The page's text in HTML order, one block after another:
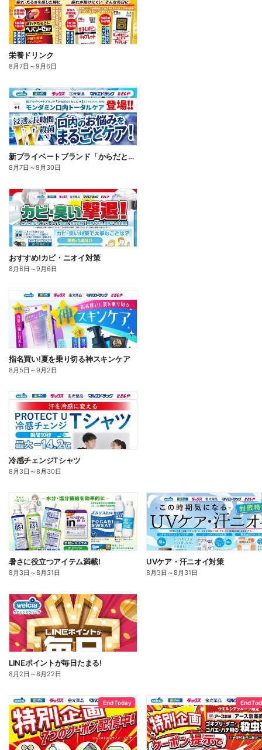
栄養ドリンク
8月7日 ～9月6日
新プライベートブランド「からだとくらしに+1(プラスワン)」よりモンダミン口内トータルケア登場!
8月7日 ～9月30日
おすすめ!カビ・ニオイ対策
8月6日 ～9月6日
指名買い!夏を乗り切る神スキンケア
8月5日 ～9月2日
冷感チェンジTシャツ
8月3日 ～8月30日
暑さに役立つアイテム満載!
8月3日 ～8月31日
UVケア・汗ニオイ対策
8月3日 ～8月31日
LINEポイントが毎日たまる!
8月2日 ～8月22日
End Today End